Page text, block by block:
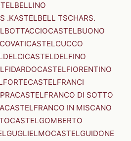
.KASTELBELL TSCHARS.
CASTELBUONO
CASTELCUCCO
CASTELDELFINO
CASTELFIORENTINO
CASTELFRANCI
CASTELFRANCO DI SOTTO
CASTELFRANCO IN MISCANO
CASTELGOMBERTO
CASTELGUIDONE